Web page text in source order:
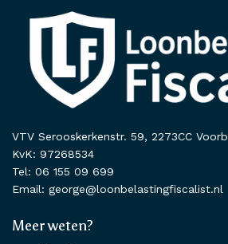
VTV Serooskerkenstr. 59, 2273CC
KvK: 97268534
Tel: 06 155 09 699
Email: george@loonbelastingfiscalist.nl
Meer weten?